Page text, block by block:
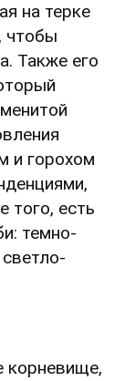
на терке
чтобы
Также его
и горохом
того, есть
темно-
корневище,